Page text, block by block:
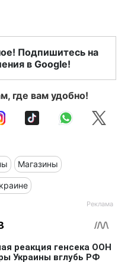
Подпишитесь на
в Google!
где вам удобно!
Магазины